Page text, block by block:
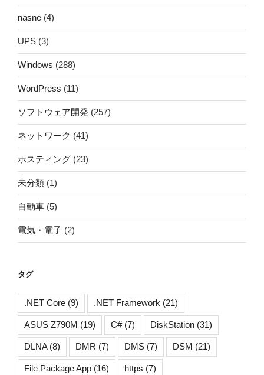
nasne (4)
UPS (3)
Windows (288)
WordPress (11)
ソフトウェア開発 (257)
ネットワーク (41)
ホスティング (23)
未分類 (1)
自動車 (5)
電気・電子 (2)
タグ
.NET Core (9) .NET Framework (21)
ASUS Z790M (19) C#(7) DiskStation (31)
DLNA(8) DMR (7) DMS (7) DSM (21)
File Package App (16) https (7)